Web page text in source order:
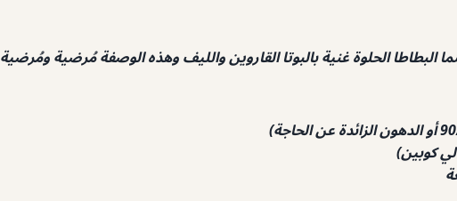
البطاطا الحلوة غنية بالبوتا القاروين والليف وهذه الوصفة مُرضية ومُرضية
كوبين)